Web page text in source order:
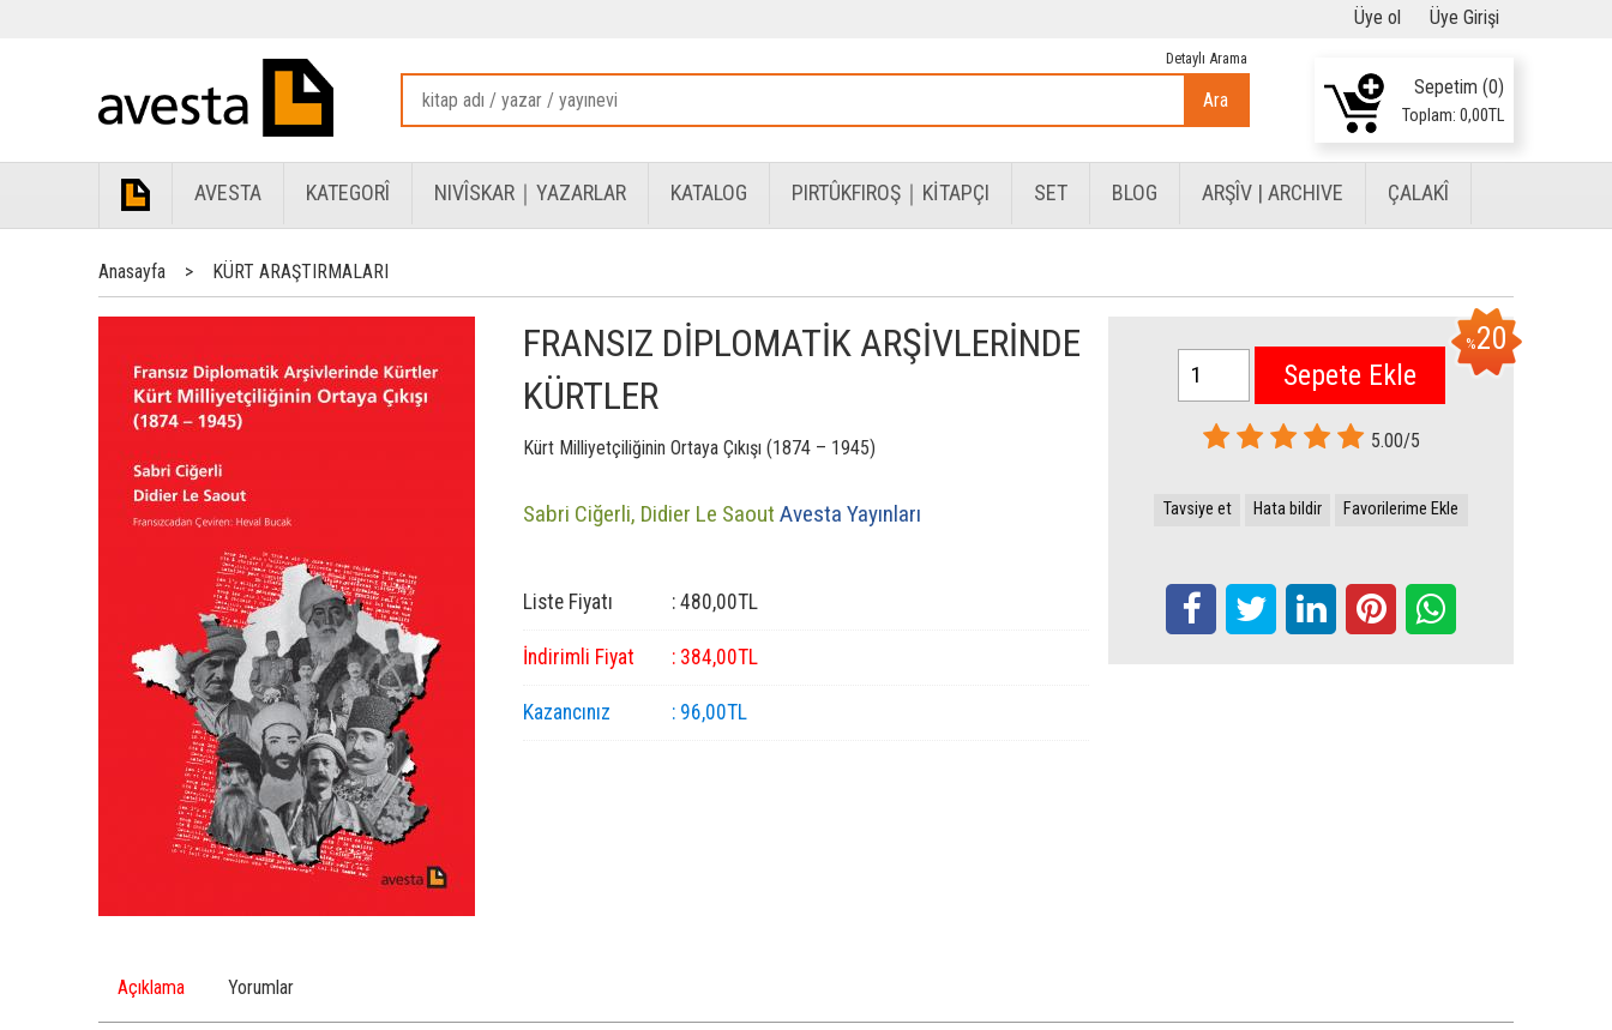
Üye ol Üye Girişi
Ara
Detaylı Arama
Sepetim (0)
Toplam: 0,00TL
AVESTA KATEGORÎ NIVÎSKAR｜YAZARLAR KATALOG PIRTÛKFIROŞ｜KİTAPÇI SET BLOG ARŞÎV | ARCHIVE ÇALAKÎ
Anasayfa > KÜRT ARAŞTIRMALARI
FRANSIZ DİPLOMATİK ARŞİVLERİNDE
KÜRTLER
Kürt Milliyetçiliğinin Ortaya Çıkışı (1874 – 1945)
Sabri Ciğerli, Didier Le Saout Avesta Yayınları
Liste Fiyatı : 480,00TL
İndirimli Fiyat : 384,00TL
Kazancınız : 96,00TL
%20
Sepete Ekle
5.00/5
Tavsiye et Hata bildir Favorilerime Ekle
Açıklama Yorumlar